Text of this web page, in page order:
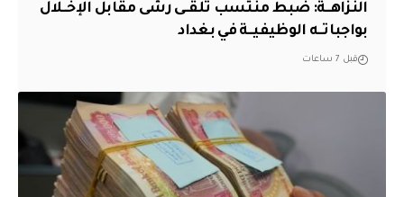
النزاهــة: ضبط منتسب تلقــى رشى مقابل الإخــلال
بواجباتــه الوظيفيــة في بغداد
قبل 7 ساعات